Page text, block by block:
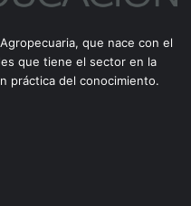
que nace con el
que tiene el sector en la
práctica del conocimiento.